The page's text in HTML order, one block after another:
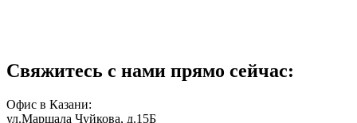
Свяжитесь с нами прямо сейчас:
Офис в Казани:
ул.Маршала Чуйкова, д.15Б